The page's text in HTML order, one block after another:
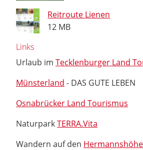
Reitroute Lienen
12 MB
Links
Urlaub im Tecklenburger Land
Münsterland - DAS GUTE LEBEN
Osnabrücker Land Tourismus
NaturparkTERRA.Vita
Wandern auf den